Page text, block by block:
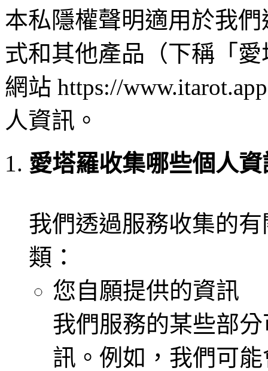
本私隱權聲明適用於我
式和其他產品（下稱「
網站 https://
人資訊。
愛塔羅收集哪些個人資
我們透過服務收集的
類：
您自願提供的資訊
我們服務的某些部
訊。例如，我們可